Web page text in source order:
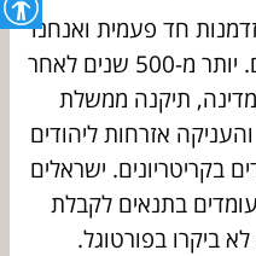
חד פעמית ואנחנו
צריכים לנצל אותה בשתי ידיים. יותר מ-500 שנים לאחר
תיקנה ממשלת
אזרחות ליהודים
בקריטריונים. ישראלים
בתנאים לקבלת
ביקרו בפורטוגל.